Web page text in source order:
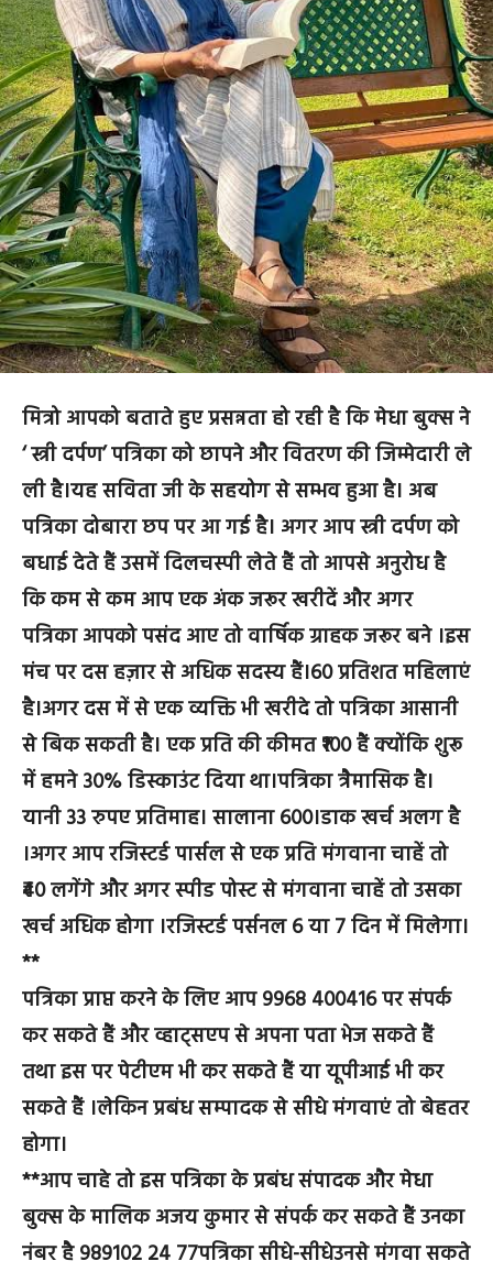
मित्रो आपको बताते हुए प्रसन्नता हो रही है कि मेधा बुक्स ने
‘ स्त्री दर्पण’ पत्रिका को छापने और वितरण की जिम्मेदारी ले
ली है।यह सविता जी के सहयोग से सम्भव हुआ है। अब
पत्रिका दोबारा छप पर आ गई है। अगर आप स्त्री दर्पण को
बधाई देते हैं उसमें दिलचस्पी लेते हैं तो आपसे अनुरोध है
कि कम से कम आप एक अंक जरूर खरीदें और अगर
पत्रिका आपको पसंद आए तो वार्षिक ग्राहक जरूर बने ।इस
मंच पर दस हज़ार से अधिक सदस्य हैं।60 प्रतिशत महिलाएं
है।अगर दस में से एक व्यक्ति भी खरीदे तो पत्रिका आसानी
से बिक सकती है। एक प्रति की कीमत ₹100 हैं क्योंकि शुरू
में हमने 30% डिस्काउंट दिया था।पत्रिका त्रैमासिक है।
यानी 33 रुपए प्रतिमाह। सालाना 600।डाक खर्च अलग है
।अगर आप रजिस्टर्ड पार्सल से एक प्रति मंगवाना चाहें तो
₹40 लगेंगे और अगर स्पीड पोस्ट से मंगवाना चाहें तो उसका
खर्च अधिक होगा ।रजिस्टर्ड पर्सनल 6 या 7 दिन में मिलेगा।
**
पत्रिका प्राप्त करने के लिए आप 9968 400416 पर संपर्क
कर सकते हैं और व्हाट्सएप से अपना पता भेज सकते हैं
तथा इस पर पेटीएम भी कर सकते हैं या यूपीआई भी कर
सकते हैं ।लेकिन प्रबंध सम्पादक से सीधे मंगवाएं तो बेहतर
होगा।
**आप चाहे तो इस पत्रिका के प्रबंध संपादक और मेधा
बुक्स के मालिक अजय कुमार से संपर्क कर सकते हैं उनका
नंबर है 989102 24 77पत्रिका सीधे-सीधेउनसे मंगवा सकते